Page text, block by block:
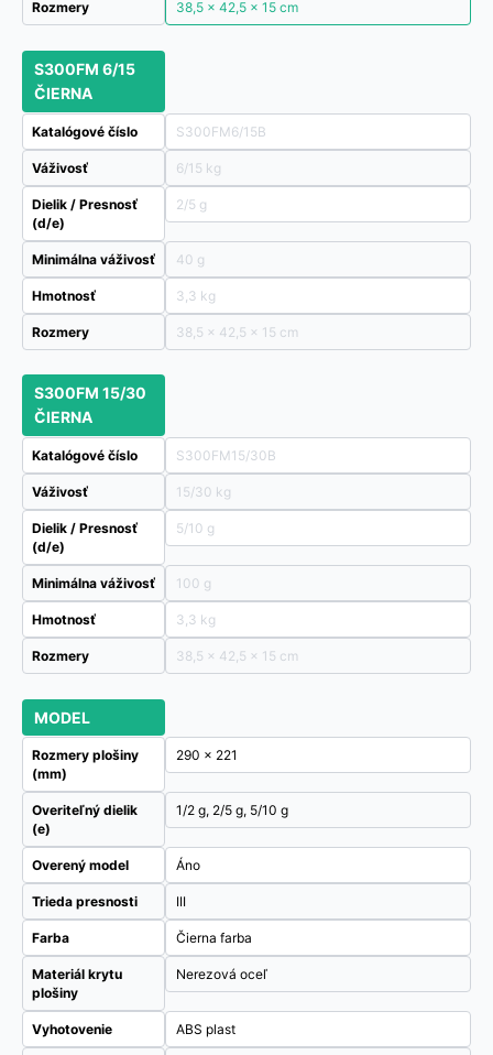
Rozmery 38,5 × 42,5 × 15 cm
S300FM 6/15
ČIERNA
Katalógové číslo S300FM6/15B
Váživosť 6/15 kg
Dielik / Presnosť
(d/e)
2/5 g
Minimálna váživosť 40 g
Hmotnosť 3,3 kg
Rozmery 38,5 × 42,5 × 15 cm
S300FM 15/30
ČIERNA
Katalógové číslo S300FM15/30B
Váživosť 15/30 kg
Dielik / Presnosť
(d/e)
5/10 g
Minimálna váživosť 100 g
Hmotnosť 3,3 kg
Rozmery 38,5 × 42,5 × 15 cm
MODEL
Rozmery plošiny
(mm)
290 x 221
Overiteľný dielik
(e)
1/2 g, 2/5 g, 5/10 g
Overený model Áno
Trieda presnosti III
Farba Čierna farba
Materiál krytu
plošiny
Nerezová oceľ
Vyhotovenie ABS plast